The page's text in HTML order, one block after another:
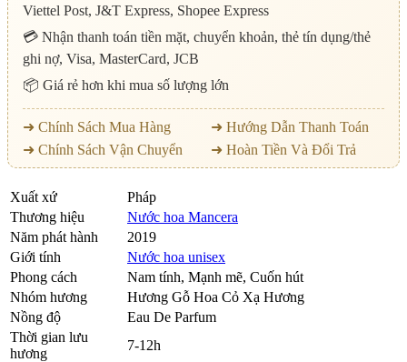
Viettel Post, J&T Express, Shopee Express
💳 Nhận thanh toán tiền mặt, chuyển khoản, thẻ tín dụng/thẻ
ghi nợ, Visa, MasterCard, JCB
📦 Giá rẻ hơn khi mua số lượng lớn
➜ Chính Sách Mua Hàng
➜ Hướng Dẫn Thanh Toán
➜ Chính Sách Vận Chuyển
➜ Hoàn Tiền Và Đổi Trả
Xuất xứ
Pháp
Thương hiệu
Nước hoa Mancera
Năm phát hành
2019
Giới tính
Nước hoa unisex
Phong cách
Nam tính, Mạnh mẽ, Cuốn hút
Nhóm hương
Hương Gỗ Hoa Cỏ Xạ Hương
Nồng độ
Eau De Parfum
Thời gian lưu
hương
7-12h